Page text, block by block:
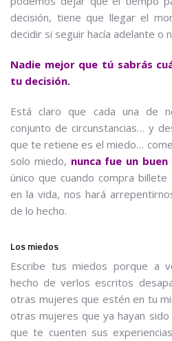
decisión, tiene que llegar el
decidir si seguir hacía adelante o
Nadie mejor que tú sabrás
tu decisión.
Está claro que cada una de
conjunto de circunstancias… y
que te retiene es el miedo…
solo miedo, nunca fue un
único que cuando compra
en la vida, nos hará
de lo hecho.
Los miedos
Escribe tus miedos porque a
hecho de verlos escritos
otras mujeres que estén en tu
otras mujeres que ya hayan
que te cuenten sus